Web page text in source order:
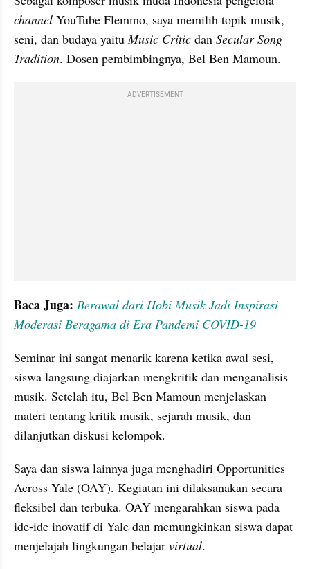
channel YouTube Flemmo, saya memilih topik musik,
seni, dan budaya yaitu Music Critic dan Secular Song
Tradition. Dosen pembimbingnya, Bel Ben Mamoun.
ADVERTISEMENT
Baca Juga: Berawal dari Hobi Musik Jadi Inspirasi
Moderasi Beragama di Era Pandemi COVID-19
Seminar ini sangat menarik karena ketika awal sesi,
siswa langsung diajarkan mengkritik dan menganalisis
musik. Setelah itu, Bel Ben Mamoun menjelaskan
materi tentang kritik musik, sejarah musik, dan
dilanjutkan diskusi kelompok.
Saya dan siswa lainnya juga menghadiri Opportunities
Across Yale (OAY). Kegiatan ini dilaksanakan secara
fleksibel dan terbuka. OAY mengarahkan siswa pada
ide-ide inovatif di Yale dan memungkinkan siswa dapat
menjelajah lingkungan belajar virtual.